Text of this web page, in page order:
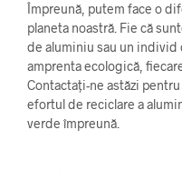
Împreună, putem face o
planeta noastră. Fie că
de aluminiu sau un individ
amprenta ecologică,
Contactați-ne astăzi
efortul de reciclare a
verde împreună.